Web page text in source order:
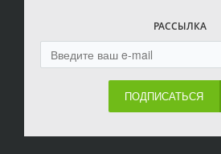
РАССЫЛКА
ПОДПИСАТЬСЯ